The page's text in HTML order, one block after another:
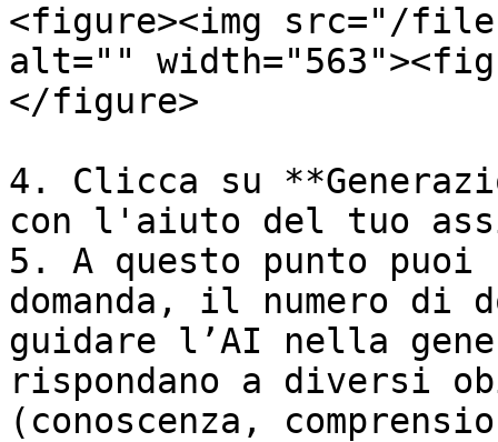
<figure><img src="/files/
alt=""
</figure>
4. Clicca su
con l'aiuto del tuo
5. A questo punto
domanda, il numero di
guidare l’AI nella
rispondano a diversi
(conoscenza,